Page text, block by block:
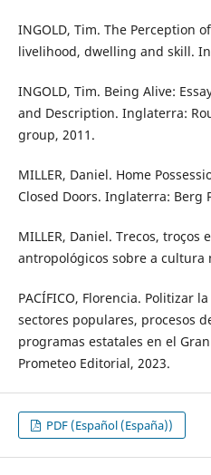
INGOLD, Tim. The Perception
livelihood, dwelling and skill.
INGOLD, Tim. Being Alive:
and Description. Inglaterra:
group, 2011.
MILLER, Daniel. Home
Closed Doors. Inglaterra: Berg
MILLER, Daniel. Trecos, troços
antropológicos sobre a cultura
PACÍFICO, Florencia. Politizar
sectores populares, procesos
programas estatales en el
Prometeo Editorial, 2023.
PDF (Español (España))